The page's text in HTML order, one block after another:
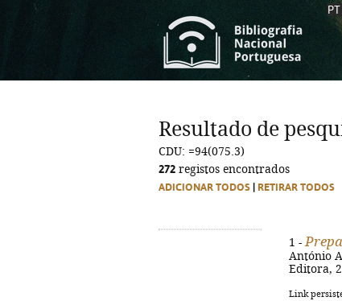
PT
Resultado de
CDU: =94(075.3)
272 registos encontrados
ADICIONAR TODOS RETIRAR TODOS
1 -
António
Editora,
Link